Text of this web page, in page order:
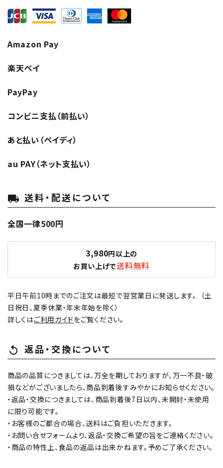
Amazon Pay
楽天ペイ
PayPay
コンビニ支払（前払い）
あと払い（ペイディ）
au PAY（ネット支払い）
local_shipping 送料・配送について
全国一律500円
3,980円以上の
お買い上げで送料無料
平日午前10時までのご注文は最短で翌営業日に発送します。 （土
日祝日、夏季休業・年末年始を除く）
詳しくはご利用ガイドをご覧ください。
replay 返品・交換について
商品の品質につきましては、万全を期しておりますが、万一不良・破
損などがございましたら、商品到着後すみやかにお知らせください。
・返品・交換につきましては、商品到着後7日以内、未開封・未使用
に限り可能です。
・お客様のご都合の場合、送料はご負担いただきます。
・お問い合せフォームより、返品・交換ご希望の旨をご連絡ください。
・商品の特性上、食品の返品は出来かねます。予めご了承ください。